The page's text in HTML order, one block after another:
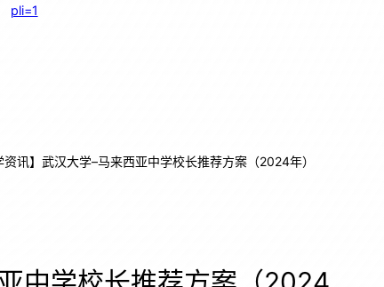
pli=1
资讯】武汉大学–马来西亚中学校长推荐方案（2024年）